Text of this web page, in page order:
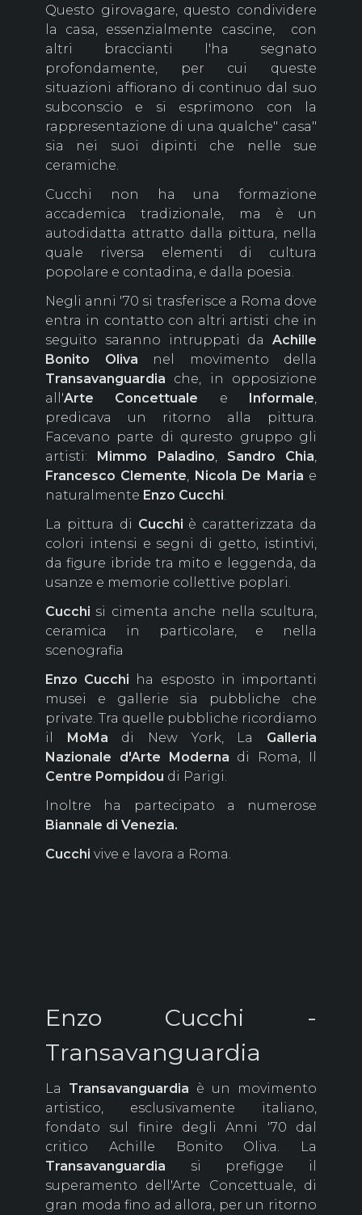
Questo girovagare, questo condividere
la casa, essenzialmente cascine, con
altri braccianti l'ha segnato
profondamente, per cui queste
situazioni affiorano di continuo dal suo
subconscio e si esprimono con la
rappresentazione di una qualche" casa"
sia nei suoi dipinti che nelle sue
ceramiche.
Cucchi non ha una formazione
accademica tradizionale, ma è un
autodidatta attratto dalla pittura, nella
quale riversa elementi di cultura
popolare e contadina, e dalla poesia.
Negli anni '70 si trasferisce a Roma dove
entra in contatto con altri artisti che in
seguito saranno intruppati da Achille
Bonito Oliva nel movimento della
Transavanguardia che, in opposizione
all'Arte Concettuale e Informale,
predicava un ritorno alla pittura.
Facevano parte di quresto gruppo gli
artisti:
Mimmo Paladino, Sandro Chia,
Francesco Clemente, Nicola De Maria e
naturalmente Enzo Cucchi.
La pittura di Cucchi è caratterizzata da
colori intensi e segni di getto, istintivi,
da figure ibride tra mito e leggenda, da
usanze e memorie collettive poplari.
Cucchi si cimenta anche nella scultura,
ceramica in particolare, e nella
scenografia
Enzo Cucchi ha esposto in importanti
musei e gallerie sia pubbliche che
private. Tra quelle pubbliche ricordiamo
il
MoMa di New York, La Galleria
Nazionale d'Arte Moderna di Roma, Il
Centre Pompidou di Parigi.
Inoltre ha partecipato a numerose
Biannale di Venezia.
Cucchi vive e lavora a Roma.
Enzo Cucchi -
Transavanguardia
La Transavanguardia è un movimento
artistico, esclusivamente italiano,
fondato sul finire degli Anni '70 dal
critico Achille Bonito Oliva. La
Transavanguardia si prefigge il
superamento dell'Arte Concettuale, di
gran moda fino ad allora, per un ritorno